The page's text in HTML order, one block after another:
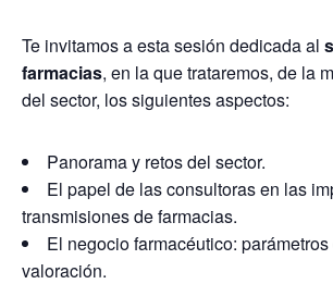
Te invitamos a esta sesión dedicada al
farmacias, en la que trataremos, de la
del sector, los siguientes aspectos:
Panorama y retos del sector.
El papel de las consultoras en las
transmisiones de farmacias.
El negocio farmacéutico:
valoración.